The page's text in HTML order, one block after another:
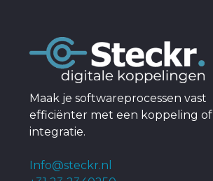
Maak je softwareprocessen vast
efficiënter met een koppeling of
integratie.
Info@steckr.nl